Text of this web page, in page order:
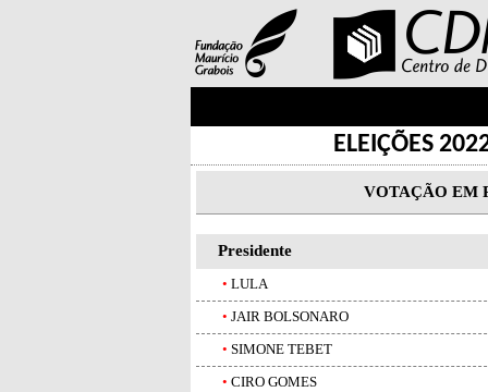
ELEIÇÕES
VOTAÇÃO EM
Presidente
• LULA
• JAIR BOLSONARO
• SIMONE TEBET
• CIRO GOMES